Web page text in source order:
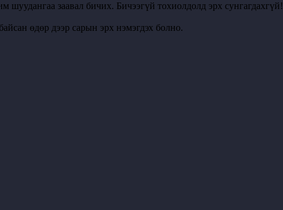
шуудангаа заавал бичих. Бичээгүй тохиолдолд эрх сунгагдахгүй!
өдөр дээр сарын эрх нэмэгдэх болно.